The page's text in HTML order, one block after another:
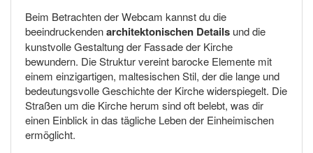
Beim Betrachten der Webcam kannst du die
beeindruckendenarchitektonischen Details und die
kunstvolle Gestaltung der Fassade der Kirche
bewundern. Die Struktur vereint barocke Elemente mit
einem einzigartigen, maltesischen Stil, der die lange und
bedeutungsvolle Geschichte der Kirche widerspiegelt. Die
Straßen um die Kirche herum sind oft belebt, was dir
einen Einblick in das tägliche Leben der Einheimischen
ermöglicht.